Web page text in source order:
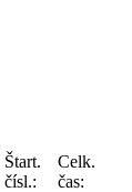
Štart.
čísl.:
Celk.
čas: